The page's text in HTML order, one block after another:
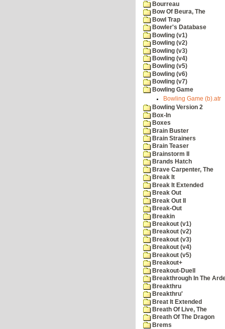
Bourreau
Bow Of Beura, The
Bowl Trap
Bowler's Database
Bowling (v1)
Bowling (v2)
Bowling (v3)
Bowling (v4)
Bowling (v5)
Bowling (v6)
Bowling (v7)
Bowling Game
Bowling Game (b).atr
Bowling Version 2
Box-In
Boxes
Brain Buster
Brain Strainers
Brain Teaser
Brainstorm II
Brands Hatch
Brave Carpenter, The
Break It
Break It Extended
Break Out
Break Out II
Break-Out
Breakin
Breakout (v1)
Breakout (v2)
Breakout (v3)
Breakout (v4)
Breakout (v5)
Breakout+
Breakout-Duell
Breakthrough In The
Breakthru
Breakthru'
Breat It Extended
Breath Of Live, The
Breath Of The Dragon
Brems